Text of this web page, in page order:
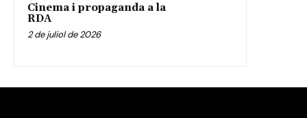
Cinema i propaganda a la
RDA
2 de juliol de 2026